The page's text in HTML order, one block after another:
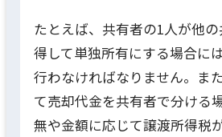
たとえば、共有者の1人が他
得して単独所有にする場合に
行わなければなりません。ま
て売却代金を共有者で分ける
無や金額に応じて譲渡所得税